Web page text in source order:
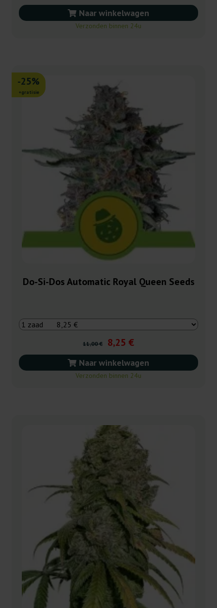
Naar winkelwagen
Verzonden binnen 24u
-25%
+gratisie
Do-Si-Dos Automatic Royal Queen Seeds
11,00 € 8,25 €
Naar winkelwagen
Verzonden binnen 24u